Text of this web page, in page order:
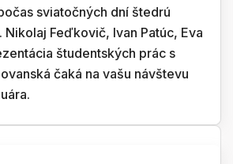
sviatočných dní štedrú
Nikolaj Feďkovič, Ivan Patúc, Eva
študentských prác s
čaká na vašu návštevu